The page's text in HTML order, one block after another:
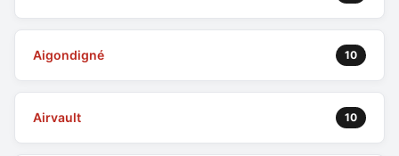
Aigondigné 10
Airvault 10